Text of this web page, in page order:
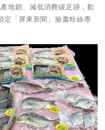
地銷、減低消費碳足跡，歡
定「屏東新聞」臉書粉絲專